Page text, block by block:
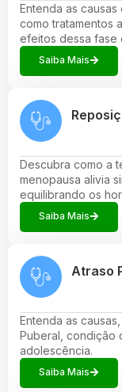
Entenda as
como tratamentos
efeitos dessa fase
Saiba Mais
Descubra como a
menopausa alivia
equilibrando os
Saiba Mais
Atraso
Entenda as
Puberal, condição
adolescência.
Saiba Mais